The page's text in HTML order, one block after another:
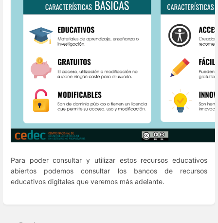
Para poder consultar y utilizar estos recursos educativos
abiertos podemos consultar los bancos de recursos
educativos digitales que veremos más adelante.